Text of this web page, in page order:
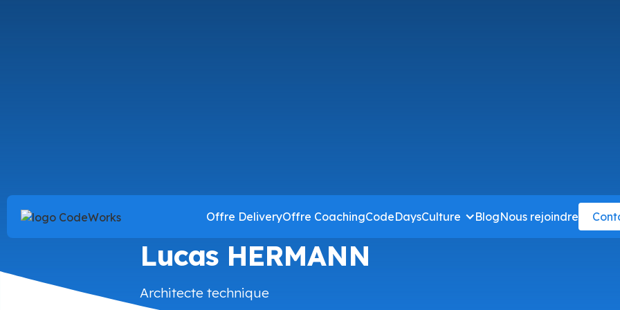
Offre DeliveryOffre CoachingCodeDaysCulture BlogNous rejoindre
Lucas HERMANN
Architecte technique